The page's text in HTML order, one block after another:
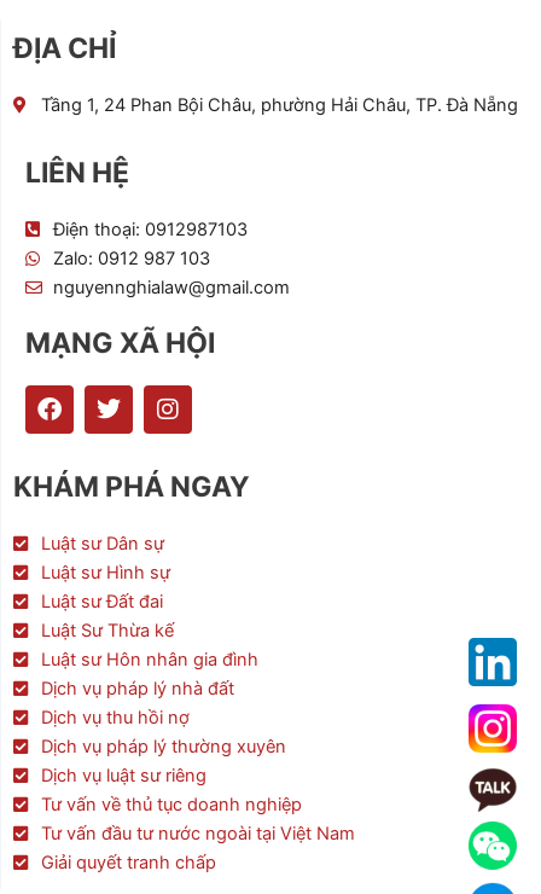
ĐỊA CHỈ
Tầng 1, 24 Phan Bội Châu, phường Hải Châu, TP. Đà Nẵng
LIÊN HỆ
Điện thoại: 0912987103
Zalo: 0912 987 103
nguyennghialaw@gmail.com
MẠNG XÃ HỘI
F
a
e
b
o
k
T
w
t
t
r
I
n
t
a
a
KHÁM PHÁ NGAY
Luật sư Dân sự
Luật sư Hình sự
Luật sư Đất đai
Luật Sư Thừa kế
Luật sư Hôn nhân gia đình
Dịch vụ pháp lý nhà đất
Dịch vụ thu hồi nợ
Dịch vụ pháp lý thường xuyên
Dịch vụ luật sư riêng
Tư vấn về thủ tục doanh nghiệp
Tư vấn đầu tư nước ngoài tại Việt Nam
Giải quyết tranh chấp